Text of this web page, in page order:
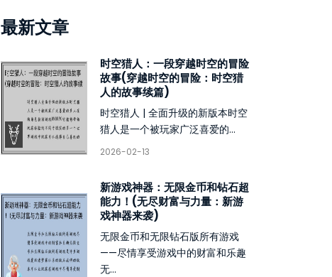
最新文章
时空猎人：一段穿越时空的冒险
故事(穿越时空的冒险：时空猎
人的故事续篇)
时空猎人 | 全面升级的新版本时空
猎人是一个被玩家广泛喜爱的...
2026-02-13
新游戏神器：无限金币和钻石超
能力！(无尽财富与力量：新游
戏神器来袭)
无限金币和无限钻石版所有游戏
——尽情享受游戏中的财富和乐趣
无...